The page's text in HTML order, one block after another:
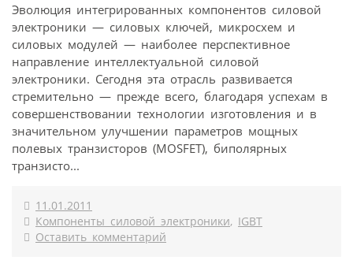
Эволюция интегрированных компонентов силовой
электроники — силовых ключей, микросхем и
силовых модулей — наиболее перспективное
направление интеллектуальной силовой
электроники. Сегодня эта отрасль развивается
стремительно — прежде всего, благодаря успехам в
совершенствовании технологии изготовления и в
значительном улучшении параметров мощных
полевых транзисторов (MOSFET), биполярных
транзисто...
11.01.2011
Компоненты силовой электроники, IGBT
Оставить комментарий